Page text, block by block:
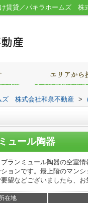
賃貸／パキラホームズ 株
ズ 株式会社和泉不動産 >
ュール陶器
ランミュール陶器の空室
ョンです。最上階のマン
望などございましたら、お
在地